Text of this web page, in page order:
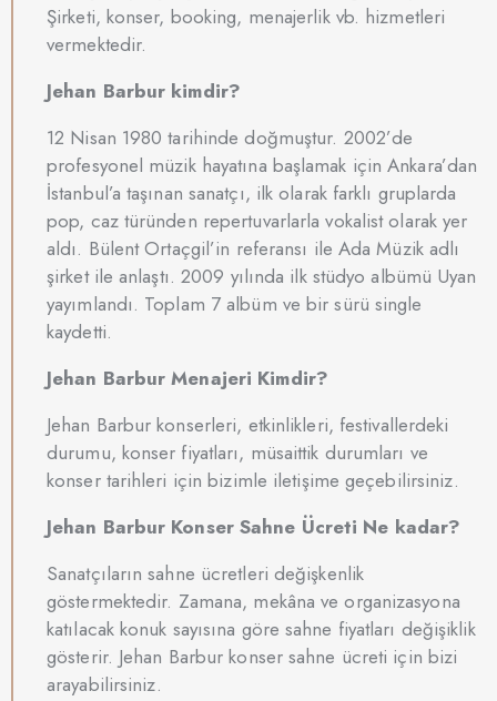
Şirketi, konser, booking, menajerlik vb. hizmetleri
vermektedir.
Jehan Barbur kimdir?
12 Nisan 1980 tarihinde doğmuştur. 2002’de
profesyonel müzik hayatına başlamak için Ankara’dan
İstanbul’a taşınan sanatçı, ilk olarak farklı gruplarda
pop, caz türünden repertuvarlarla vokalist olarak yer
aldı. Bülent Ortaçgil’in referansı ile Ada Müzik adlı
şirket ile anlaştı. 2009 yılında ilk stüdyo albümü Uyan
yayımlandı. Toplam 7 albüm ve bir sürü single
kaydetti.
Jehan Barbur Menajeri Kimdir?
Jehan Barbur konserleri, etkinlikleri, festivallerdeki
durumu, konser fiyatları, müsaittik durumları ve
konser tarihleri için bizimle iletişime geçebilirsiniz.
Jehan Barbur Konser Sahne Ücreti Ne kadar?
Sanatçıların sahne ücretleri değişkenlik
göstermektedir. Zamana, mekâna ve organizasyona
katılacak konuk sayısına göre sahne fiyatları değişiklik
gösterir. Jehan Barbur konser sahne ücreti için bizi
arayabilirsiniz.